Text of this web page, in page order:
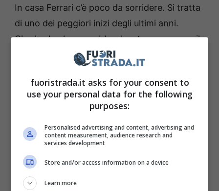
In casa Ferrari c’è poco da sorridere. Si tratta
di uno dei peggiori inizi degli ultimi anni.
Charles Leclerc avrebbe dovuto recuperare il
gap in Spagna, ma gli aggiornamenti della
SF23 sono stati un buco nell’acqua.
monegasco ha concluso fuori dalla zona
punti , mentre Sainz ha chiuso al quinto
Montreal rappresenta già uno spartiacque
determinante.
fuoristrada.it asks for your consent to
use your personal data for the following
purposes:
Personalised advertising and content, advertising and
content measurement, audience research and
services development
Store and/or access information on a device
Learn more